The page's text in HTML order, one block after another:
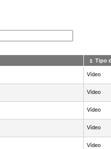
Tipo
Vídeo
Vídeo
Vídeo
Vídeo
Vídeo